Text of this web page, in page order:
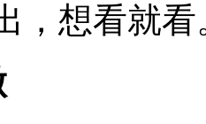
，想看就看